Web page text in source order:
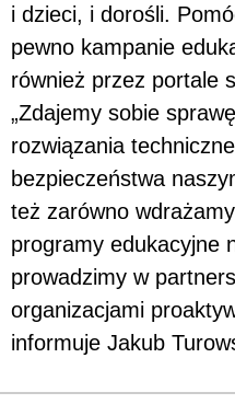
i dzieci, i dorośli.
pewno kampanie
również przez portale
„Zdajemy sobie
rozwiązania
bezpieczeństwa
też zarówno
programy edukacyjne
prowadzimy w
organizacjami
informuje Jakub